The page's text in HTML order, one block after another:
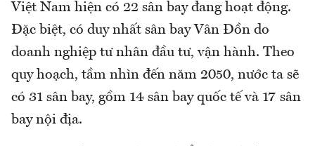
Việt Nam hiện có 22 sân bay đang hoạt động.
Đặc biệt, có duy nhất sân bay Vân Đồn do
doanh nghiệp tư nhân đầu tư, vận hành. Theo
quy hoạch, tầm nhìn đến năm 2050, nước ta sẽ
có 31 sân bay, gồm 14 sân bay quốc tế và 17 sân
bay nội địa.